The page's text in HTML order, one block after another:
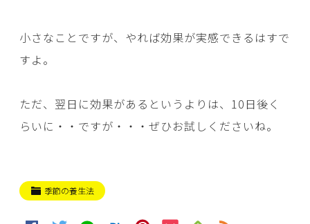
小さなことですが、やれば効果が実感できるはすで
すよ。
ただ、翌日に効果があるというよりは、10日後く
らいに・・ですが・・・ぜひお試しくださいね。
季節の養生法